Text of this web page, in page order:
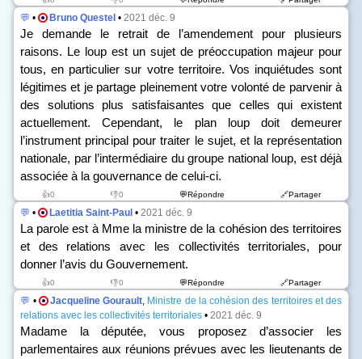
💬 • Bruno Questel • 2021 déc. 9
Je demande le retrait de l’amendement pour plusieurs
raisons. Le loup est un sujet de préoccupation majeur pour
tous, en particulier sur votre territoire. Vos inquiétudes sont
légitimes et je partage pleinement votre volonté de parvenir à
des solutions plus satisfaisantes que celles qui existent
actuellement. Cependant, le plan loup doit demeurer
l’instrument principal pour traiter le sujet, et la représentation
nationale, par l’intermédiaire du groupe national loup, est déjà
associée à la gouvernance de celui-ci.
👍0 👎0 💬Répondre 🔗Partager
💬 • Laetitia Saint-Paul • 2021 déc. 9
La parole est à Mme la ministre de la cohésion des territoires
et des relations avec les collectivités territoriales, pour
donner l’avis du Gouvernement.
👍0 👎0 💬Répondre 🔗Partager
💬 • Jacqueline Gourault, Ministre de la cohésion des territoires et des
relations avec les collectivités territoriales • 2021 déc. 9
Madame la députée, vous proposez d’associer les
parlementaires aux réunions prévues avec les lieutenants de